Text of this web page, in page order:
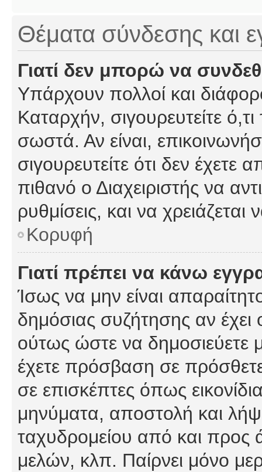
Θέματα σύνδεσης και
Γιατί δεν μπορώ να
Υπάρχουν πολλοί και
Καταρχήν, σιγουρευτείτε
σωστά. Αν είναι,
σιγουρευτείτε ότι δεν έχετε
πιθανό ο Διαχειριστής να
ρυθμίσεις, και να χρειάζεται
Κορυφή
Γιατί πρέπει να κάνω
Ίσως να μην είναι
δημόσιας συζήτησης αν έχει
ούτως ώστε να δημοσιεύετε
έχετε πρόσβαση σε
σε επισκέπτες όπως
μηνύματα, αποστολή και
ταχυδρομείου από και προς
μελών, κλπ. Παίρνει μόνο